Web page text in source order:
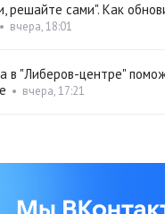
решайте сами". Как
• вчера, 18:01
в "Либеров-центре"
• вчера, 17:21